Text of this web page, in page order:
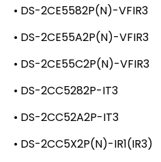
• DS-2CE5582P(N)-VFIR3
• DS-2CE55A2P(N)-VFIR3
• DS-2CE55C2P(N)-VFIR3
• DS-2CC5282P-IT3
• DS-2CC52A2P-IT3
• DS-2CC5X2P(N)-IR1(IR3)